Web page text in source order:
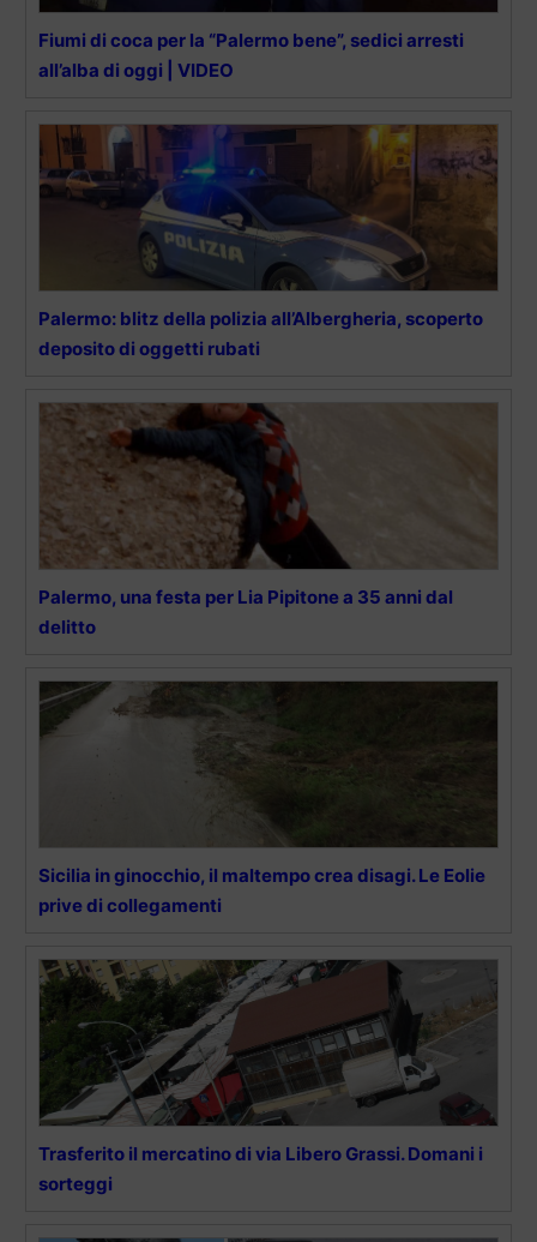
Fiumi di coca per la “Palermo bene”, sedici arresti
all’alba di oggi | VIDEO
Palermo: blitz della polizia all’Albergheria, scoperto
deposito di oggetti rubati
Palermo, una festa per Lia Pipitone a 35 anni dal
delitto
Sicilia in ginocchio, il maltempo crea disagi. Le Eolie
prive di collegamenti
Trasferito il mercatino di via Libero Grassi. Domani i
sorteggi